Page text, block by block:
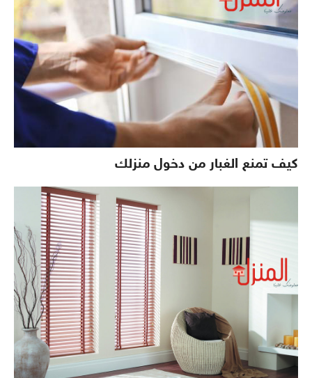
كيف تمنع الغبار من دخول منزلك